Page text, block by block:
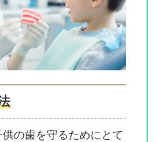
の歯を守るためにとて